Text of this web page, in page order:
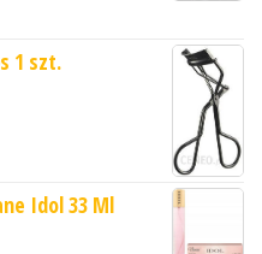
1 szt.
Idol 33 Ml